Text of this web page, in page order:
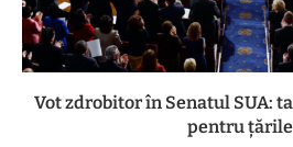
Vot zdrobitor în Senatul SUA:
pentru